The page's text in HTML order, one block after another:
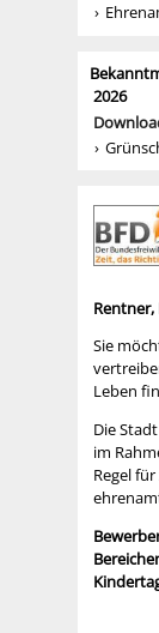
2026
Sie
Leben
Die
im
Regel